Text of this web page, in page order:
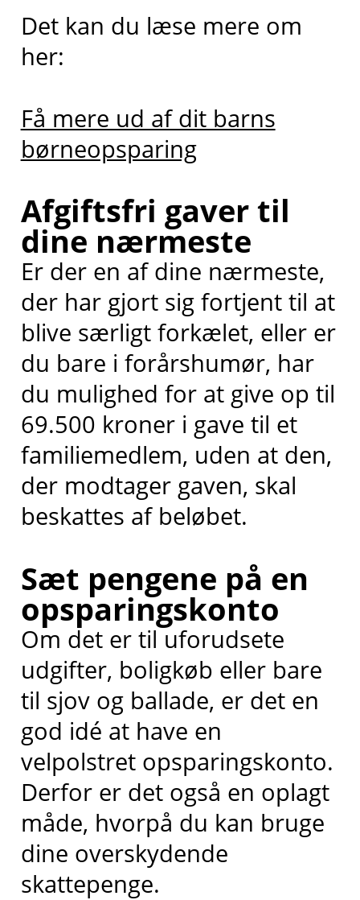
Det kan du læse mere om
her:
Få mere ud af dit barns
børneopsparing
Afgiftsfri gaver til
dine nærmeste
Er der en af dine nærmeste,
der har gjort sig fortjent til at
blive særligt forkælet, eller er
du bare i forårshumør, har
du mulighed for at give op til
69.500 kroner i gave til et
familiemedlem, uden at den,
der modtager gaven, skal
beskattes af beløbet.
Sæt pengene på en
opsparingskonto
Om det er til uforudsete
udgifter, boligkøb eller bare
til sjov og ballade, er det en
god idé at have en
velpolstret opsparingskonto.
Derfor er det også en oplagt
måde, hvorpå du kan bruge
dine overskydende
skattepenge.